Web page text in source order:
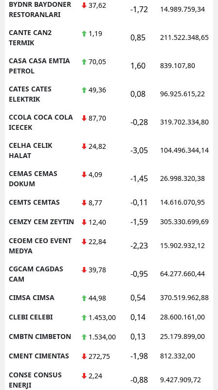
BYDNR BAYDONER
RESTORANLARI
37,62 -1,72 14.989.759,34
CANTE CAN2
TERMIK
1,19 0,85 211.522.348,65
CASA CASA EMTIA
PETROL
70,05 1,60 839.107,80
CATES CATES
ELEKTRIK
49,36 0,08 96.925.615,22
CCOLA COCA COLA
ICECEK
87,70 -0,28 319.702.334,80
CELHA CELIK
HALAT
24,82 -3,05 104.496.344,14
CEMAS CEMAS
DOKUM
4,09 -1,45 26.998.320,38
CEMTS CEMTAS 8,77 -0,11 14.616.070,95
CEMZY CEM ZEYTIN 12,40 -1,59 305.330.699,69
CEOEM CEO EVENT
MEDYA
22,84 -2,23 15.902.932,12
CGCAM CAGDAS
CAM
39,78 -0,95 64.277.660,44
CIMSA CIMSA 44,98 0,54 370.519.962,88
CLEBI CELEBI 1.453,00 0,14 28.600.161,00
CMBTN CIMBETON 1.534,00 0,13 25.179.899,00
CMENT CIMENTAS 272,75 -1,98 812.332,00
CONSE CONSUS
ENERJI
2,24 -0,88 9.427.909,72